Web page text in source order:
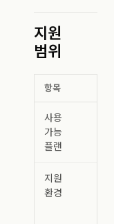
지원
범위
항목
사용
가능
플랜
지원
환경